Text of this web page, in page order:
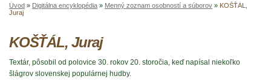
Úvod » Digitálna encyklopédia » Menný zoznam osobností a súborov » KOŠŤÁL,
Juraj
KOŠŤÁL, Juraj
Textár, pôsobil od polovice 30. rokov 20. storočia, keď napísal niekoľko
šlágrov slovenskej populárnej hudby.